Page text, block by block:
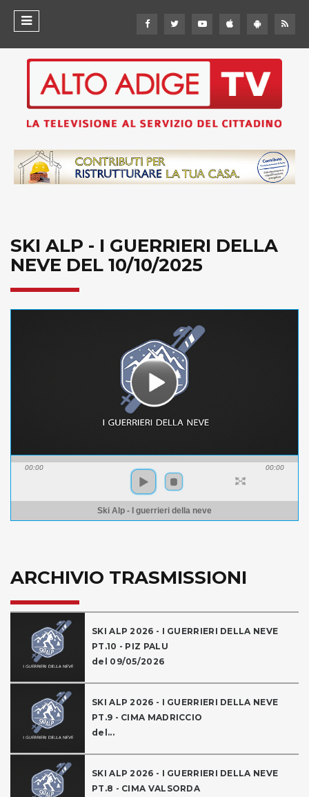
SKI ALP - I GUERRIERI DELLA
NEVE DEL 10/10/2025
00:00 00:00
Ski Alp - I guerrieri della neve
ARCHIVIO TRASMISSIONI
SKI ALP 2026 - I GUERRIERI DELLA NEVE
PT.10 - PIZ PALU
del 09/05/2026
SKI ALP 2026 - I GUERRIERI DELLA NEVE
PT.9 - CIMA MADRICCIO
del...
SKI ALP 2026 - I GUERRIERI DELLA NEVE
PT.8 - CIMA VALSORDA